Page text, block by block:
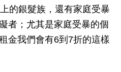
的銀髮族，還有家庭受暴
者；尤其是家庭受暴的個
金我們會有6到7折的這樣